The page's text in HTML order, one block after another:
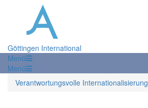
Göttingen International
Menü
Menü
Verantwortungsvolle Internationalisierung